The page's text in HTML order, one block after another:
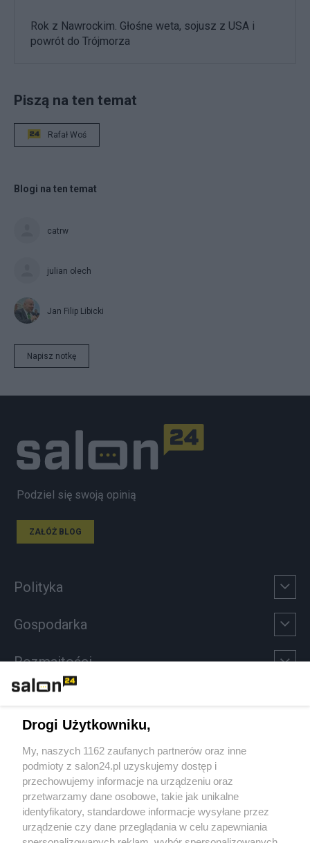
Rok z Nawrockim. Głośne weta, sojusz z USA i
powrót do Trójmorza
Piszą na ten temat
Rafał Woś
Blogi na ten temat
catrw
julian olech
Jan Filip Libicki
Napisz notkę
Podziel się swoją opinią
ZAŁÓŻ BLOG
Polityka
Gospodarka
Rozmaitości
Sport
Społeczeństwo
Kultura
Drogi Użytkowniku,
My, naszych 1162 zaufanych partnerów oraz inne
podmioty z salon24.pl uzyskujemy dostęp i
przechowujemy informacje na urządzeniu oraz
przetwarzamy dane osobowe, takie jak unikalne
identyfikatory, standardowe informacje wysyłane przez
urządzenie czy dane przeglądania w celu zapewniania